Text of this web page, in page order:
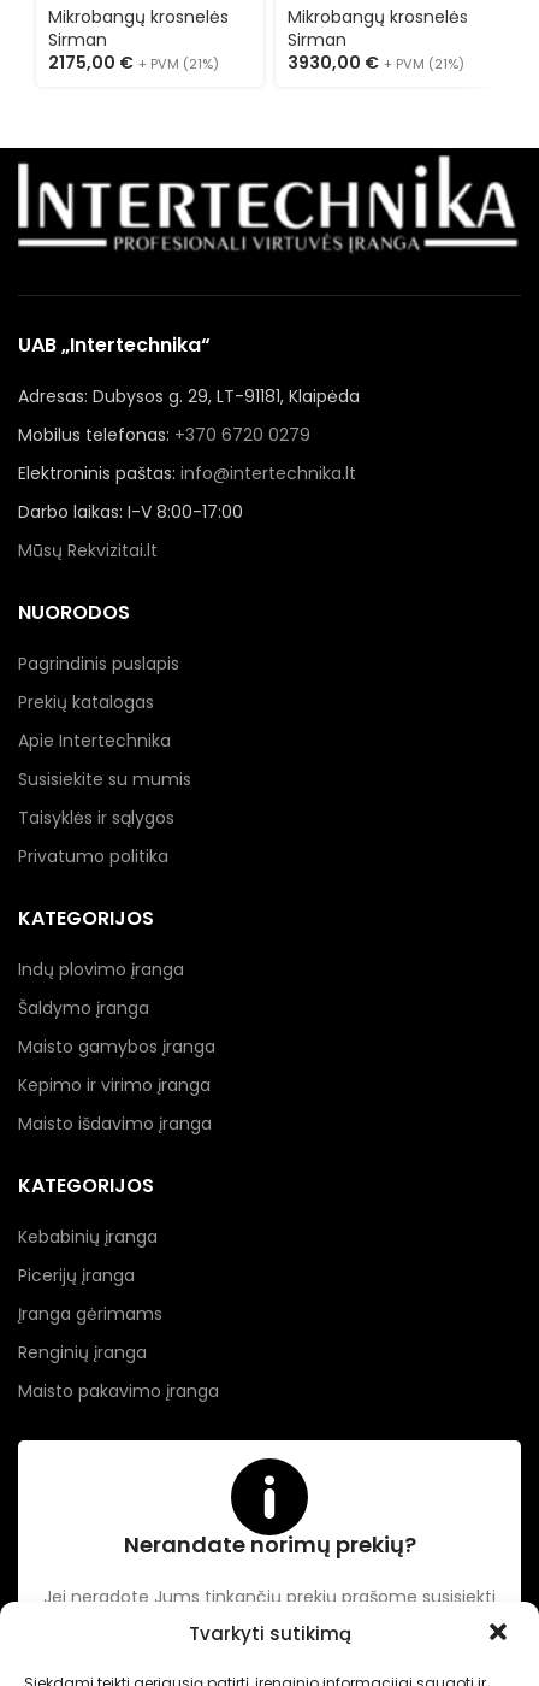
Tvarkyti sutikimą
versija)
Mikrobangų krosnelės
Sirman
2175,00 € + PVM (21%)
Mikrobangų krosnelės
Sirman
3930,00 € + PVM (21%)
UAB „Intertechnika“
Adresas: Dubysos g. 29, LT-91181, Klaipėda
Mobilus telefonas: +370 6720 0279
Elektroninis paštas: info@intertechnika.lt
Darbo laikas: I-V 8:00-17:00
Mūsų Rekvizitai.lt
NUORODOS
Pagrindinis puslapis
Prekių katalogas
Apie Intertechnika
Susisiekite su mumis
Taisyklės ir sąlygos
Privatumo politika
KATEGORIJOS
Indų plovimo įranga
Šaldymo įranga
Maisto gamybos įranga
Kepimo ir virimo įranga
Maisto išdavimo įranga
KATEGORIJOS
Kebabinių įranga
Picerijų įranga
Įranga gėrimams
Renginių įranga
Maisto pakavimo įranga
Nerandate norimų prekių?
Jei neradote Jums tinkančių prekių prašome susisiekti
kontaktuose nurodytu tel. numeriu arba el. paštu.